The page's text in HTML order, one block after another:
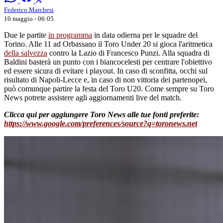
Federico Marchesi
10 maggio - 06:05
Due le partite in programma in data odierna per le squadre del
Torino. Alle 11 ad Orbassano il Toro Under 20 si gioca l'aritmetica
della salvezza contro la Lazio di Francesco Punzi. Alla squadra di
Baldini basterà un punto con i biancocelesti per centrare l'obiettivo
ed essere sicura di evitare i playout. In caso di sconfitta, occhi sul
risultato di Napoli-Lecce e, in caso di non vittoria dei partenopei,
può comunque partire la festa del Toro U20. Come sempre su Toro
News potrete assistere agli aggiornamenti live del match.
Clicca qui per aggiungere Toro News alle tue fonti preferite:
https://www.google.com/preferences/source?q=toronews.net